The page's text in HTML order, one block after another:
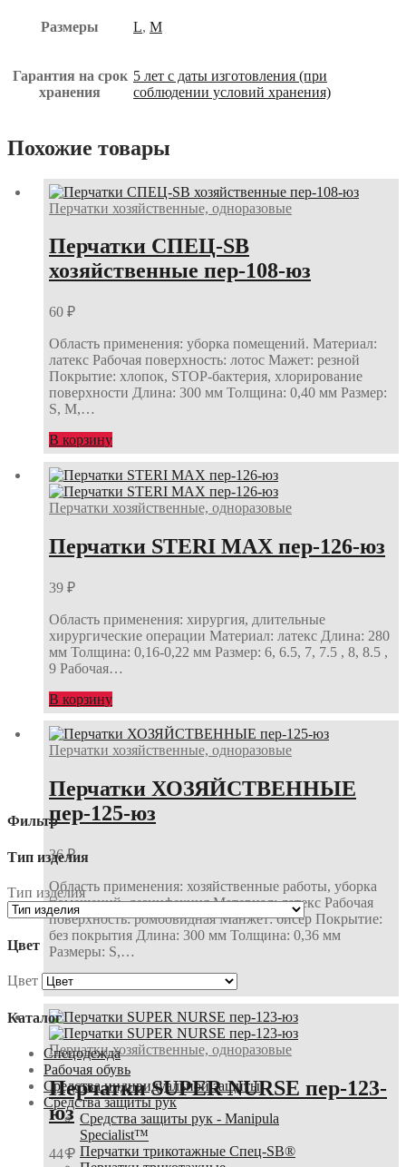
Размеры L, M
Гарантия на срок
хранения
5 лет с даты изготовления (при
соблюдении условий хранения)
Похожие товары
Перчатки хозяйственные, одноразовые
Перчатки СПЕЦ-SB
хозяйственные пер-108-юз
60 ₽
Область применения: уборка помещений. Материал:
латекс Рабочая поверхность: лотос Мажет: резной
Покрытие: хлопок, STOP-бактерия, хлорирование
поверхности Длина: 300 мм Толщина: 0,40 мм Размер:
S, M,…
В корзину
Перчатки хозяйственные, одноразовые
Перчатки STERI MAX пер-126-юз
39 ₽
Область применения: хирургия, длительные
хирургические операции Материал: латекс Длина: 280
мм Толщина: 0,16-0,22 мм Размер: 6, 6.5, 7, 7.5 , 8, 8.5 ,
9 Рабочая…
В корзину
Перчатки хозяйственные, одноразовые
Перчатки ХОЗЯЙСТВЕННЫЕ
пер-125-юз
36₽
Область применения: хозяйственные работы, уборка
помещений, дезинфекция Материал: латекс Рабочая
поверхность: ромбовидная Манжет: бисер Покрытие:
без покрытия Длина: 300 мм Толщина: 0,36 мм
Размеры: S,…
В корзину
Перчатки хозяйственные, одноразовые
Перчатки SUPER NURSE пер-123-
юз
44₽
Фильтр
Тип изделия
Тип изделия
Цвет
Цвет
Каталог
Спецодежда
Рабочая обувь
Средства индивидуальной защиты
Средства защиты рук
Средства защиты рук - Manipula
Specialist™
Перчатки трикотажные Спец-SB®